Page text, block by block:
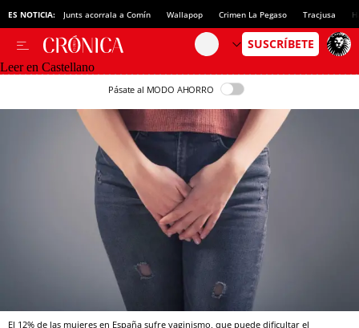
ES NOTICIA: Junts acorrala a Comín Wallapop Crimen La Pegaso Tracjusa
Leer en Castellano
Pásate al MODO AHORRO
El 12% de las mujeres en España sufre vaginismo, que puede dificultar el